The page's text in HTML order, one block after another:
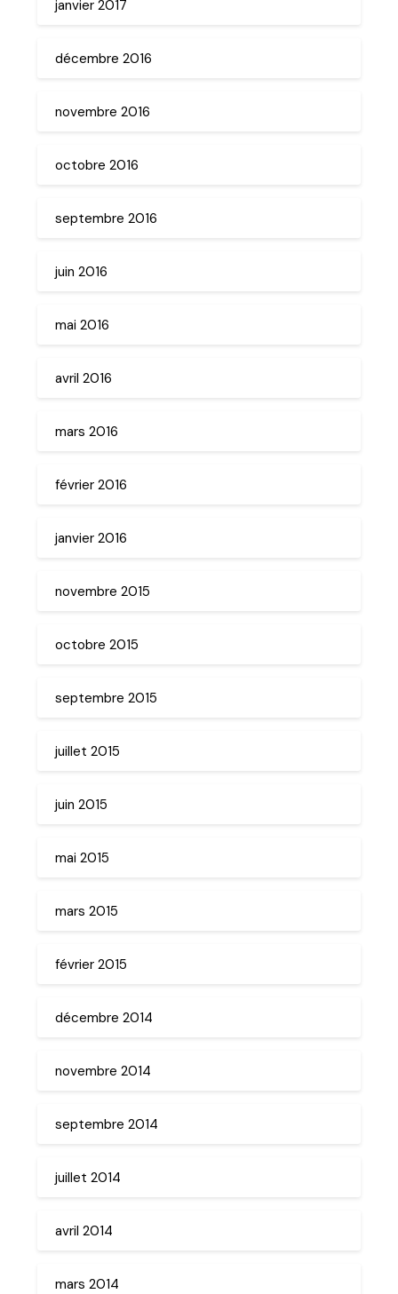
janvier 2017
décembre 2016
novembre 2016
octobre 2016
septembre 2016
juin 2016
mai 2016
avril 2016
mars 2016
février 2016
janvier 2016
novembre 2015
octobre 2015
septembre 2015
juillet 2015
juin 2015
mai 2015
mars 2015
février 2015
décembre 2014
novembre 2014
septembre 2014
juillet 2014
avril 2014
mars 2014